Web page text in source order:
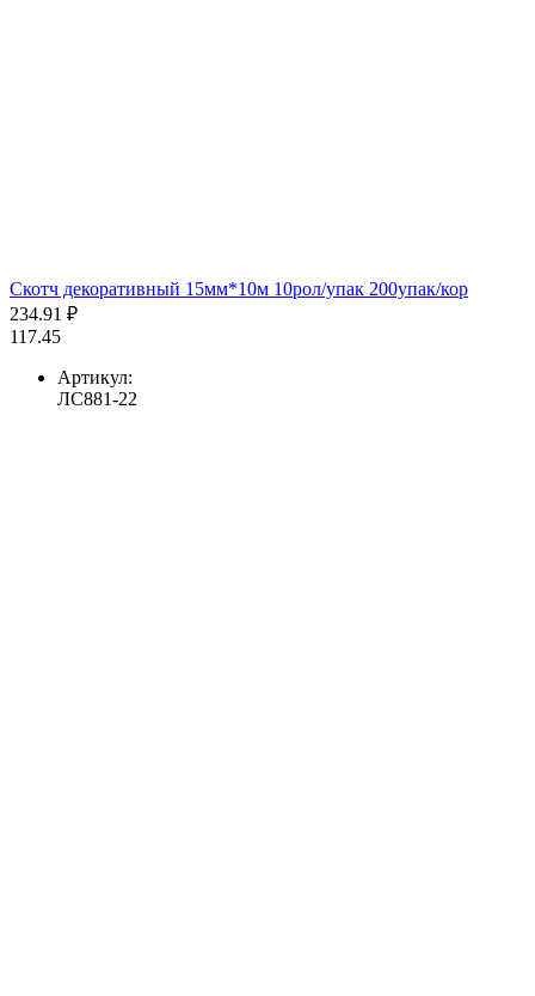
Скотч декоративный 15мм*10м 10рол/упак 200упак/кор
234.91 ₽
117.45
Артикул:
ЛС881-22